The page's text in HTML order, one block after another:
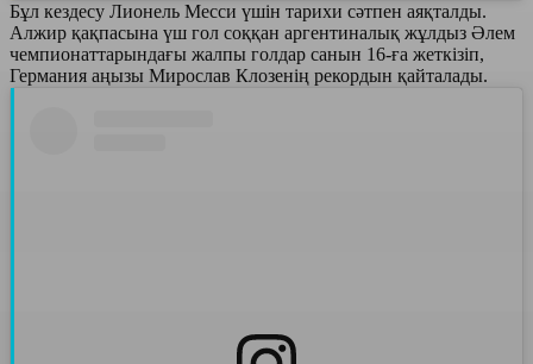
Бұл кездесу Лионель Месси үшін тарихи сәтпен аяқталды.
Алжир қақпасына үш гол соққан аргентиналық жұлдыз Әлем
чемпионаттарындағы жалпы голдар санын 16-ға жеткізіп,
Германия аңызы Мирослав Клозенің рекордын қайталады.